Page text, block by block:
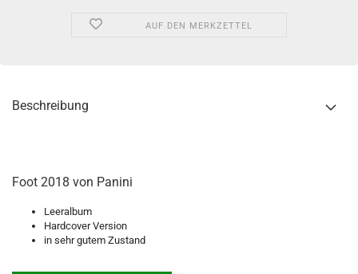
AUF DEN MERKZETTEL
Beschreibung
Foot 2018 von Panini
Leeralbum
Hardcover Version
in sehr gutem Zustand